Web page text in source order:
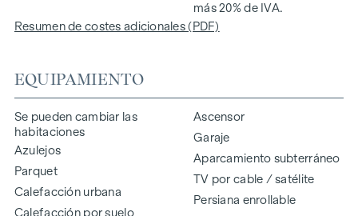
más 20% de IVA.
Resumen de costes adicionales (PDF)
EQUIPAMIENTO
Se pueden cambiar las
habitaciones
Azulejos
Parquet
Calefacción urbana
Calefacción por suelo
Ascensor
Garaje
Aparcamiento subterráneo
TV por cable / satélite
Persiana enrollable